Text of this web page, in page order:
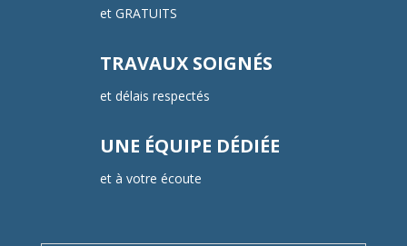
et GRATUITS
TRAVAUX SOIGNÉS
et délais respectés
UNE ÉQUIPE DÉDIÉE
et à votre écoute